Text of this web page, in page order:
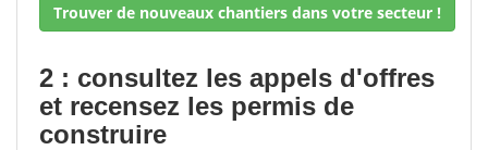
Trouver de nouveaux chantiers dans votre secteur !
2 : consultez les appels d'offres
et recensez les permis de
construire